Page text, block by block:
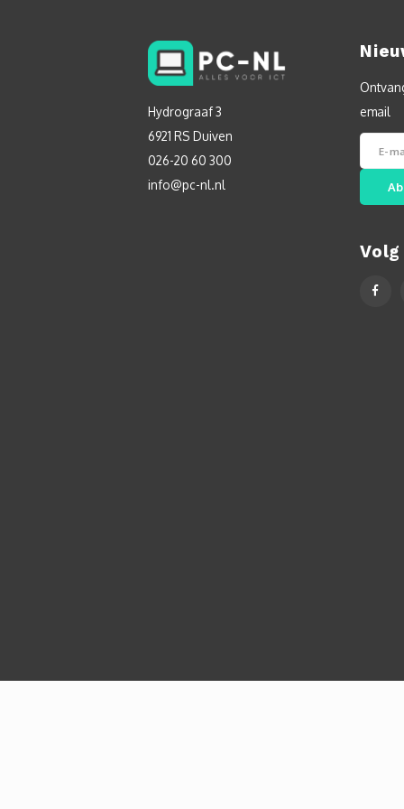
Hydrograaf 3
6921 RS Duiven
026-20 60 300
info@pc-nl.nl
email